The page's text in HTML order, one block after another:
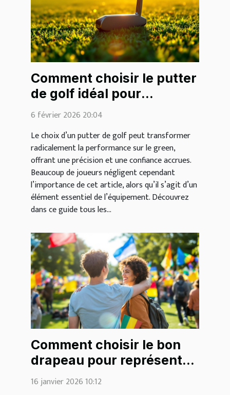
Comment choisir le putter
de golf idéal pour
améliorer votre jeu ?
6 février 2026 20:04
Le choix d’un putter de golf peut transformer
radicalement la performance sur le green,
offrant une précision et une confiance accrues.
Beaucoup de joueurs négligent cependant
l’importance de cet article, alors qu’il s’agit d’un
élément essentiel de l’équipement. Découvrez
dans ce guide tous les...
Comment choisir le bon
drapeau pour représenter
votre identité?
16 janvier 2026 10:12